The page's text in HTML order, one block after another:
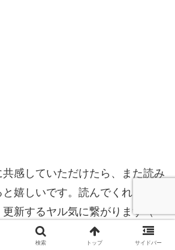
感していただけたら、また読み
嬉しいです。読んでくれる方の
新するヤル気に繋がります（＾
＾）
検索 トップ サイドバー